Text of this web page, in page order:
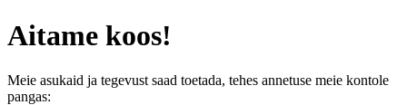
Aitame koos!
Meie asukaid ja tegevust saad toetada, tehes annetuse meie kontole
pangas: